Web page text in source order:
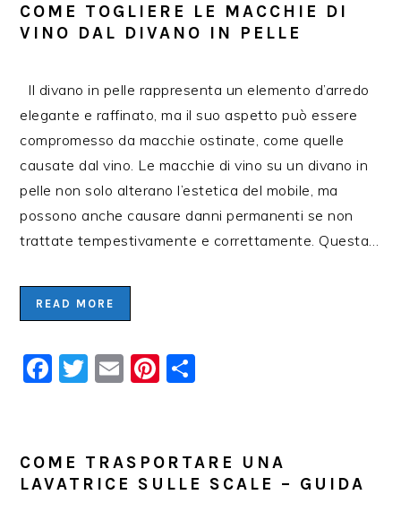
COME TOGLIERE LE MACCHIE DI
VINO DAL DIVANO IN PELLE
Il divano in pelle rappresenta un elemento d’arredo
elegante e raffinato, ma il suo aspetto può essere
compromesso da macchie ostinate, come quelle
causate dal vino. Le macchie di vino su un divano in
pelle non solo alterano l’estetica del mobile, ma
possono anche causare danni permanenti se non
trattate tempestivamente e correttamente. Questa…
READ MORE
Facebook
Twitter
EmailPinterest
COME TRASPORTARE UNA
LAVATRICE SULLE SCALE – GUIDA